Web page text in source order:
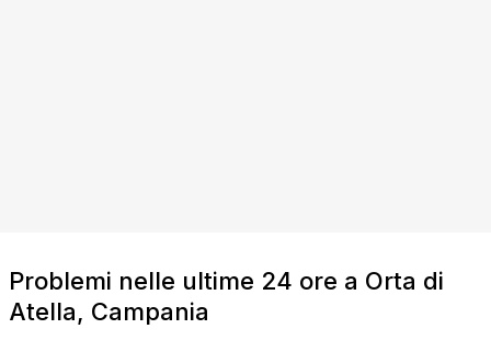
Problemi nelle ultime 24 ore a Orta di
Atella, Campania